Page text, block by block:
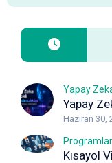
Yapay
Haziran 30,